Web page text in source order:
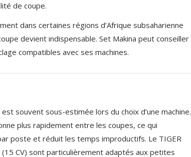
de coupe.
dans certaines régions d’Afrique subsaharienne
devient indispensable. Set Makina peut conseiller
compatibles avec ses machines.
souvent sous-estimée lors du choix d’une machine.
plus rapidement entre les coupes, ce qui
poste et réduit les temps improductifs. Le TIGER
(15 CV) sont particulièrement adaptés aux petites